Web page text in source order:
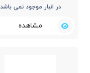
در انبار موجود نمی باشد
مشاهده